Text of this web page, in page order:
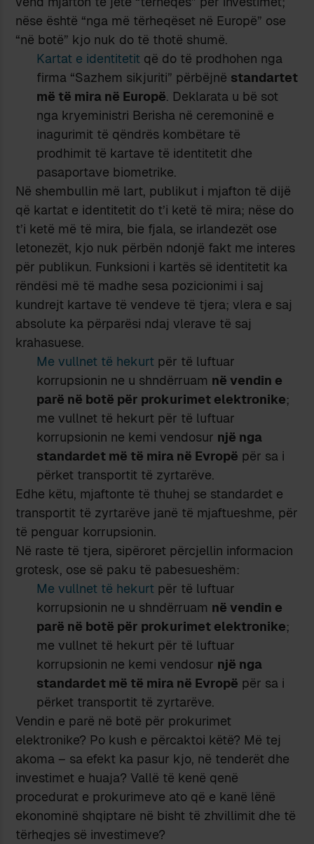
nëse është “nga më tërheqëset në Europë” ose
“në botë” kjo nuk do të thotë shumë.
Kartat e identitetit që do të prodhohen nga
firma “Sazhem sikjuriti” përbëjnë standartet
më të mira në Europë. Deklarata u bë sot
nga kryeministri Berisha në ceremoninë e
inagurimit të qëndrës kombëtare të
prodhimit të kartave të identitetit dhe
pasaportave biometrike.
Në shembullin më lart, publikut i mjafton të dijë
që kartat e identitetit do t’i ketë të mira; nëse do
t’i ketë më të mira, bie fjala, se irlandezët ose
letonezët, kjo nuk përbën ndonjë fakt me interes
për publikun. Funksioni i kartës së identitetit ka
rëndësi më të madhe sesa pozicionimi i saj
kundrejt kartave të vendeve të tjera; vlera e saj
absolute ka përparësi ndaj vlerave të saj
krahasuese.
Me vullnet të hekurt për të luftuar
korrupsionin ne u shndërruam në vendin e
parë në botë për prokurimet elektronike;
me vullnet të hekurt për të luftuar
korrupsionin ne kemi vendosur një nga
standardet më të mira në Evropë për sa i
përket transportit të zyrtarëve.
Edhe këtu, mjaftonte të thuhej se standardet e
transportit të zyrtarëve janë të mjaftueshme, për
të penguar korrupsionin.
Në raste të tjera, sipëroret përcjellin informacion
grotesk, ose së paku të pabesueshëm:
Me vullnet të hekurt për të luftuar
korrupsionin ne u shndërruam në vendin e
parë në botë për prokurimet elektronike;
me vullnet të hekurt për të luftuar
korrupsionin ne kemi vendosur një nga
standardet më të mira në Evropë për sa i
përket transportit të zyrtarëve.
Vendin e parë në botë për prokurimet
elektronike? Po kush e përcaktoi këtë? Më tej
akoma – sa efekt ka pasur kjo, në tenderët dhe
investimet e huaja? Vallë të kenë qenë
procedurat e prokurimeve ato që e kanë lënë
ekonominë shqiptare në bisht të zhvillimit dhe të
tërheqjes së investimeve?